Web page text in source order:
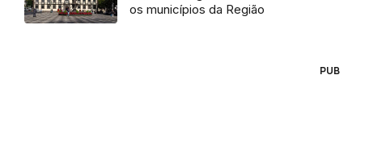
os municípios da Região
PUB